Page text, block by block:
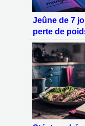
Jeûne de 7
perte de
réelle,
biologiques
risques